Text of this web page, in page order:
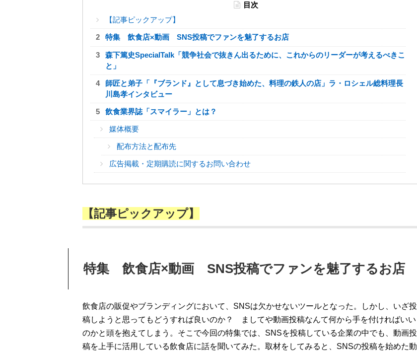
目次
【記事ピックアップ】
特集 飲食店×動画 SNS投稿でファンを魅了するお店
森下篤史SpecialTalk「競争社会で抜きん出るために、これからのリーダーが考えるべきこ
と」
師匠と弟子「『ブランド』として息づき始めた、料理の鉄人の店」ラ・ロシェル総料理長
川島孝インタビュー
飲食業界誌「スマイラー」とは？
媒体概要
配布方法と配布先
広告掲載・定期購読に関するお問い合わせ
【記事ピックアップ】
特集 飲食店×動画 SNS投稿でファンを魅了するお店
飲食店の販促やブランディングにおいて、SNSは欠かせないツールとなった。しかし、いざ投
稿しようと思ってもどうすれば良いのか？ ましてや動画投稿なんて何から手を付ければいい
のかと頭を抱えてしまう。そこで今回の特集では、SNSを投稿している企業の中でも、動画投
稿を上手に活用している飲食店に話を聞いてみた。取材をしてみると、SNSの投稿を始めた動